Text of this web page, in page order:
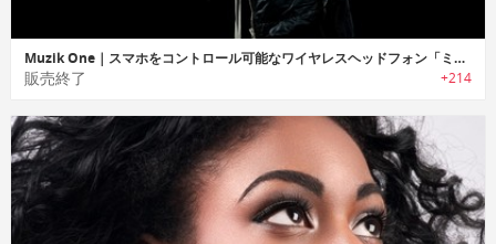
Muzik One｜スマホをコントロール可能なワイヤレスヘッドフォン「ミュージックワン」
販売終了 +214